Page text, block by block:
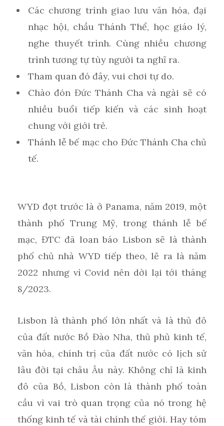
Các chương trình giao lưu văn hóa, đại
nhạc hội, chầu Thánh Thể, học giáo lý,
nghe thuyết trình. Cùng nhiều chương
trình tương tự tùy người ta nghĩ ra.
Tham quan đó đây, vui chơi tự do.
Chào đón Đức Thánh Cha và ngài sẽ có
nhiều buổi tiếp kiến và các sinh hoạt
chung với giới trẻ.
Thánh lễ bế mạc cho Đức Thánh Cha chủ
tế.
WYD đợt trước là ở Panama, năm 2019, một
thành phố Trung Mỹ, trong thánh lễ bế
mạc, ĐTC đã loan báo Lisbon sẽ là thành
phố chủ nhà WYD tiếp theo, lẽ ra là năm
2022 nhưng vì Covid nên dời lại tới tháng
8/2023.
Lisbon là thành phố lớn nhất và là thủ đô
của đất nước Bồ Đào Nha, thủ phủ kinh tế,
văn hóa, chính trị của đất nước có lịch sử
lâu đời tại châu Âu này. Không chỉ là kinh
đô của Bồ, Lisbon còn là thành phố toàn
cầu vì vai trò quan trọng của nó trong hệ
thống kinh tế và tài chính thế giới. Hay tóm